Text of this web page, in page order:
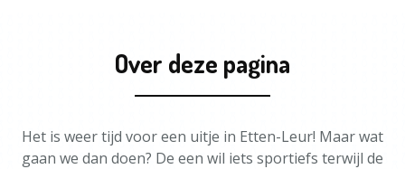
Over deze pagina
Het is weer tijd voor een uitje in Etten-Leur! Maar wat
gaan we dan doen? De een wil iets sportiefs terwijl de